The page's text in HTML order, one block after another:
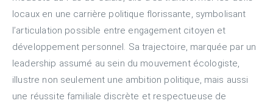
locaux en une carrière politique florissante, symbolisant
l’articulation possible entre engagement citoyen et
développement personnel. Sa trajectoire, marquée par un
leadership assumé au sein du mouvement écologiste,
illustre non seulement une ambition politique, mais aussi
une réussite familiale discrète et respectueuse de